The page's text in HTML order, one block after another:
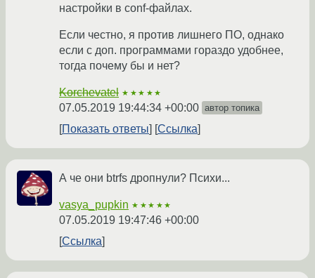
настройки в conf-файлах.
Если честно, я против лишнего ПО, однако
если с доп. программами гораздо удобнее,
тогда почему бы и нет?
Korchevatel ★★★★★
07.05.2019 19:44:34 +00:00 автор топика
Показать ответы Ссылка
А че они btrfs дропнули? Психи...
vasya_pupkin ★★★★★
07.05.2019 19:47:46 +00:00
Ссылка